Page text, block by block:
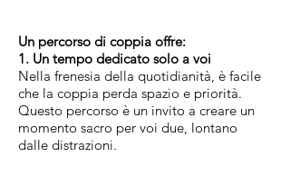
Un percorso di coppia offre:
1. Un tempo dedicato solo a voi
Nella frenesia della quotidianità, è facile
che la coppia perda spazio e priorità.
Questo percorso è un invito a creare un
momento sacro per voi due, lontano
dalle distrazioni.